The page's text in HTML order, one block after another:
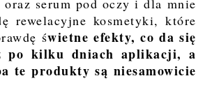
serum pod oczy i dla mnie
rewelacyjne kosmetyki, które
świetne efekty, co da się
po kilku dniach aplikacji, a
te produkty są niesamowicie